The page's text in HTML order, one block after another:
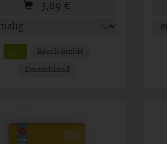
3,89 €
Bauck GmbH
Deutschland